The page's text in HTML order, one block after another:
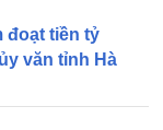
đoạt tiền tỷ
văn tỉnh Hà